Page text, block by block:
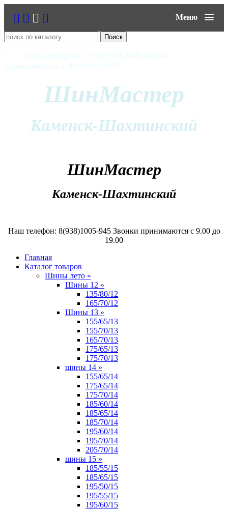
Меню
Наш телефон: (938)1005-945 Звонки
принимаются с 9.00 до 19.00
ШинМастер
Каменск-Шахтинский
ШинМастер
Каменск-Шахтинский
Наш телефон: 8(938)1005-945 Звонки принимаются с 9.00 до
19.00
Главная
Каталог товаров
Шины лето »
Шины 12 »
135/80/12
165/70/12
Шины 13 »
155/65/13
155/70/13
165/70/13
175/65/13
175/70/13
шины 14 »
155/65/14
175/65/14
175/70/14
185/60/14
185/65/14
185/70/14
195/60/14
195/70/14
205/70/14
шины 15 »
185/55/15
185/65/15
195/50/15
195/55/15
195/60/15